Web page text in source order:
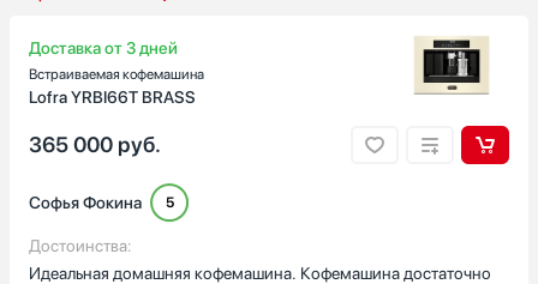
Страна производства
Германия
Италия
Доставка от 3 дней
Встраиваемая кофемашина
Lofra YRBI66T BRASS
365 000 руб.
Софья Фокина 5
Достоинства:
Идеальная домашняя кофемашина. Кофемашина достаточно